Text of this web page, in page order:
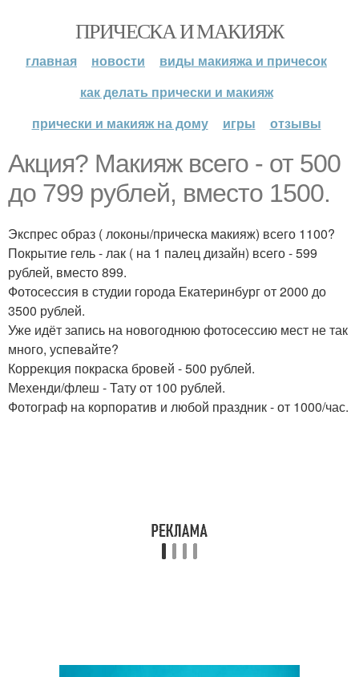
ПРИЧЕСКА И МАКИЯЖ
главная новости
виды макияжа и причесок
как делать прически и макияж
прически и макияж на дому
игры отзывы
Акция? Макияж всего - от 500
до 799 рублей, вместо 1500.
Экспрес образ ( локоны/прическа макияж) всего 1100?
Покрытие гель - лак ( на 1 палец дизайн) всего - 599
рублей, вместо 899.
Фотосессия в студии города Екатеринбург от 2000 до
3500 рублей.
Уже идёт запись на новогоднюю фотосессию мест не так
много, успевайте?
Коррекция покраска бровей - 500 рублей.
Мехенди/флеш - Тату от 100 рублей.
Фотограф на корпоратив и любой праздник - от 1000/час.